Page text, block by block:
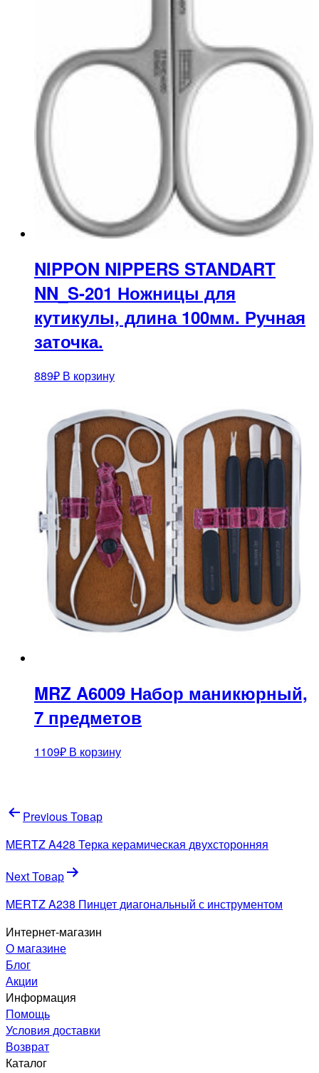
NIPPON NIPPERS STANDART
NN_S-201 Ножницы для
кутикулы, длина 100мм. Ручная
заточка.
889₽ В корзину
MRZ A6009 Набор маникюрный,
7 предметов
1109₽ В корзину
Навигация
по
записям
Previous Товар
MERTZ A428 Терка керамическая двухсторонняя
Next Товар
MERTZ A238 Пинцет диагональный с инструментом
Интернет-магазин
О магазине
Блог
Акции
Информация
Помощь
Условия доставки
Возврат
Каталог